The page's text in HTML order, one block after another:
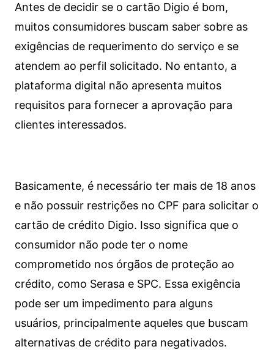
Antes de decidir se o cartão Digio é bom,
muitos consumidores buscam saber sobre as
exigências de requerimento do serviço e se
atendem ao perfil solicitado. No entanto, a
plataforma digital não apresenta muitos
requisitos para fornecer a aprovação para
clientes interessados.
Basicamente, é necessário ter mais de 18 anos
e não possuir restrições no CPF para solicitar o
cartão de crédito Digio. Isso significa que o
consumidor não pode ter o nome
comprometido nos órgãos de proteção ao
crédito, como Serasa e SPC. Essa exigência
pode ser um impedimento para alguns
usuários, principalmente aqueles que buscam
alternativas de crédito para negativados.